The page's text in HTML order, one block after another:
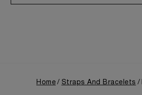
Home Straps And Bracelets